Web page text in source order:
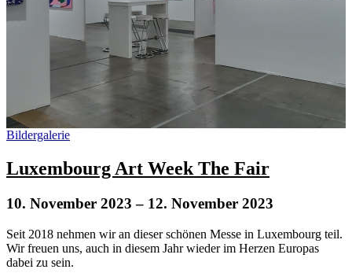
Bildergalerie
Luxembourg Art Week The Fair
10. November 2023 – 12. November 2023
Seit 2018 nehmen wir an dieser schönen Messe in Luxembourg teil.
Wir freuen uns, auch in diesem Jahr wieder im Herzen Europas
dabei zu sein.